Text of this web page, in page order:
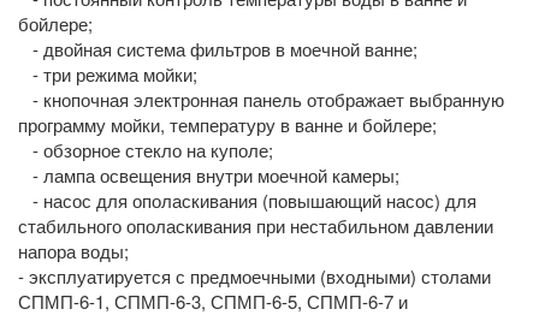
бойлере;
- двойная система фильтров в моечной ванне;
- три режима мойки;
- кнопочная электронная панель отображает выбранную
программу мойки, температуру в ванне и бойлере;
- обзорное стекло на куполе;
- лампа освещения внутри моечной камеры;
- насос для ополаскивания (повышающий насос) для
стабильного ополаскивания при нестабильном давлении
напора воды;
- эксплуатируется с предмоечными (входными) столами
СПМП-6-1, СПМП-6-3, СПМП-6-5, СПМП-6-7 и